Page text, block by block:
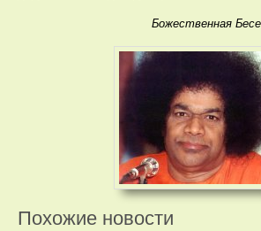
Божественная
Похожие новости